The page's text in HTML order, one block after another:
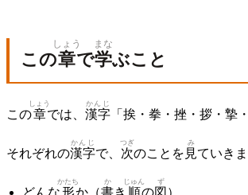
この章
しょう
で学
まな
ぶこと
この章
しょう
では、 漢字
かんじ
「挨・拳・挫・拶・摯
それぞれの漢字
かんじ
で、 次
つぎ
のことを 見
み
ていきま
どんな形
かたち
か（書
か
き 順
じゅん
の図
ず
）